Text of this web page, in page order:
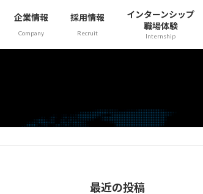
企業情報
Company
採用情報
Recruit
インターンシップ
職場体験
Internship
最近の投稿